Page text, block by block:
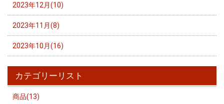
2023年12月(10)
2023年11月(8)
2023年10月(16)
カテゴリーリスト
商品(13)